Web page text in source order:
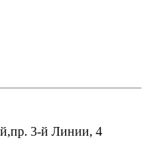
3-й Линии, 4